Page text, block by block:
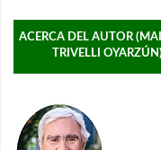
ACERCA DEL AUTOR
TRIVELLI OYARZÚN)